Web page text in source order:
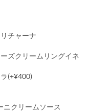
チャーナ
ズクリームリングイネ
(+¥400)
クリームソース